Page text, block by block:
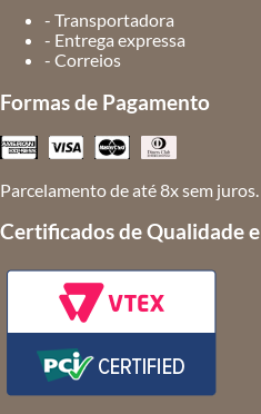
- Transportadora
- Entrega expressa
- Correios
Formas de Pagamento
Parcelamento de até 8x sem
Certificados de Qualidade